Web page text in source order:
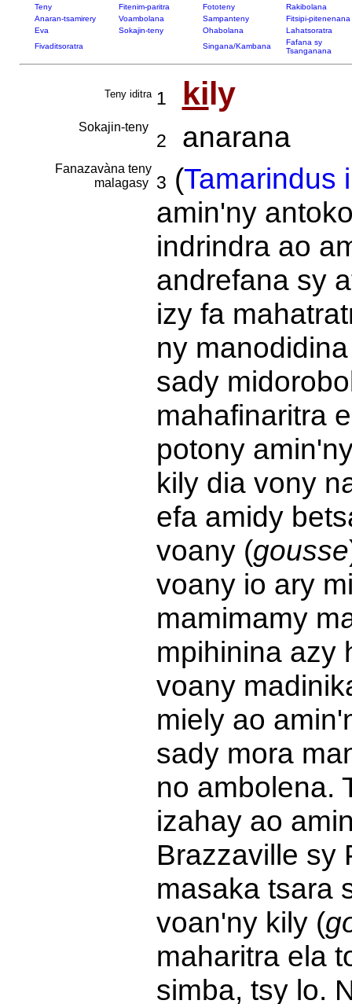
Teny Fitenim-paritra Fototeny
Rakibolana
Anaran-tsamirery
Voambolana Sampanteny
Fitsipi-pitenenana
Eva
Sokajin-teny Ohabolana
Lahatsoratra
Fivaditsoratra
Singana/Kambana
Fafana sy
Tsanganana
Teny iditra 1 kily
Sokajin-teny
2 anarana
Fanazavàna teny
malagasy
3 (Tamarindus
amin'ny
indrindra ao
andrefana sy
izy fa
ny
sady
mahafinaritra
potony
kily dia vony
efa amidy
voany (gousse
voany io ary
mamimamy
mpihinina azy
voany
miely ao
sady mora
no ambolena.
izahay ao
Brazzaville sy
masaka tsara
voan'ny kily (
maharitra ela
simba, tsy lo.